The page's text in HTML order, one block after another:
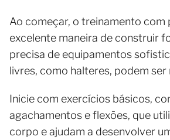
Ao começar, o treinamento com
excelente maneira de construir
precisa de equipamentos
livres, como halteres, podem
Inicie com exercícios básicos,
agachamentos e flexões, que
corpo e ajudam a desenvolver